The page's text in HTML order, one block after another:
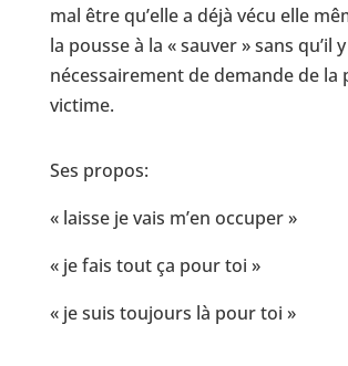
mal être qu’elle a déjà vécu elle
la pousse à la « sauver » sans qu’il
nécessairement de demande de la
victime.
Ses propos:
« laisse je vais m’en occuper »
« je fais tout ça pour toi »
« je suis toujours là pour toi »